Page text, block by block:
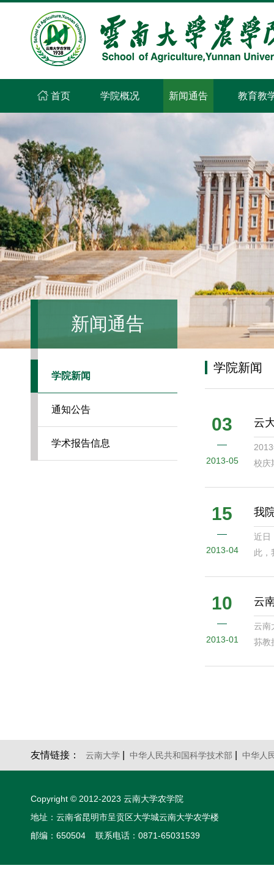
首页 学院概况 新闻通告 教育教
新闻通告
学院新闻
通知公告
学术报告信息
学院新闻
云
校庆
03
2013-05
我
近日
此，
15
2013-04
云
云南
荪教
10
2013-01
云南大学 中华人民共和国科学技术部 中华人
友情链接：
Copyright © 2012-2023 云南大学农学院
地址：云南省昆明市呈贡区大学城云南大学农学楼
邮编：650504 联系电话：0871-65031539